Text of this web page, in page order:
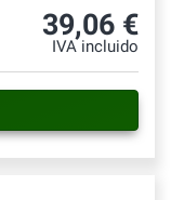
39,06 €
IVA incluido